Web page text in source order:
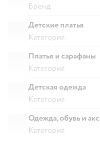
Бренд
Детские платья
Категория
Платья и сарафаны
Категория
Детская одежда
Категория
Одежда, обувь и
Категория